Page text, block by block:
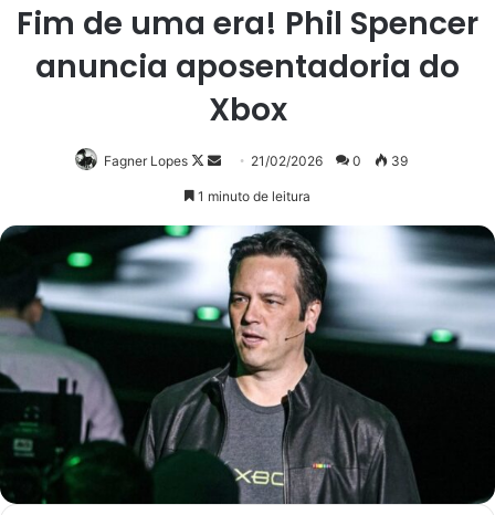
Fim de uma era! Phil Spencer
anuncia aposentadoria do
Xbox
Fagner Lopes
Follow
Mande
mail
21/02/2026 0 39
1 minuto de leitura